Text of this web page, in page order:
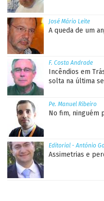
José Mário Leite
A queda de um
F. Costa Andrade
Incêndios em
solta na última
Pe. Manuel Ribeiro
No fim, ninguém
Editorial - António
Assimetrias e